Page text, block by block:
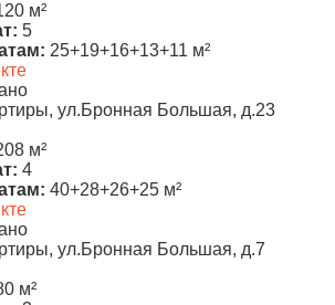
м²
5
25+19+16+13+11 м²
ул.Бронная Большая, д.23
м²
4
40+28+26+25 м²
ул.Бронная Большая, д.7
м²